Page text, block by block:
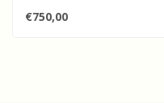
kunstenaar Frederick
William..
€750,00